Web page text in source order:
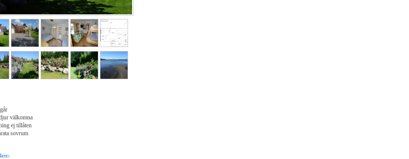
välkomna
ej tillåten
sovrum